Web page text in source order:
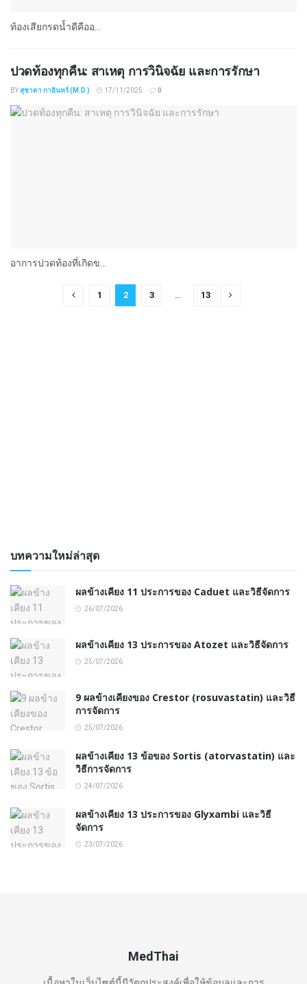
ท้องเสียกรดน้ำดีคืออ...
ปวดท้องทุกคืน: สาเหตุ การวินิจฉัย และการรักษา
BYสุชาดา กาอินทร์ (M.D.) 17/11/2025 0
อาการปวดท้องที่เกิดข...
1 2 3 … 13
บทความใหม่ล่าสุด
ผลข้างเคียง 11 ประการของ Caduet และวิธีจัดการ
26/07/2026
ผลข้างเคียง 13 ประการของ Atozet และวิธีจัดการ
25/07/2026
9 ผลข้างเคียงของ Crestor (rosuvastatin) และวิธี
การจัดการ
25/07/2026
ผลข้างเคียง 13 ข้อของ Sortis (atorvastatin) และ
วิธีการจัดการ
24/07/2026
ผลข้างเคียง 13 ประการของ Glyxambi และวิธี
จัดการ
23/07/2026
MedThai